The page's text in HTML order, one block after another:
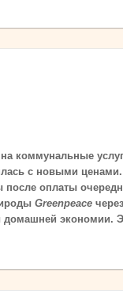
коммунальные
с новыми
после оплаты
Greenpeace
домашней экономии.